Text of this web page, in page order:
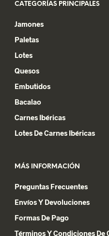
CATEGORÍAS PRINCIPALES
Jamones
Paletas
Lotes
Quesos
Embutidos
Bacalao
Carnes Ibéricas
Lotes De Carnes Ibéricas
MÁS INFORMACIÓN
Preguntas Frecuentes
Envíos Y Devoluciones
Formas De Pago
Términos Y Condiciones De